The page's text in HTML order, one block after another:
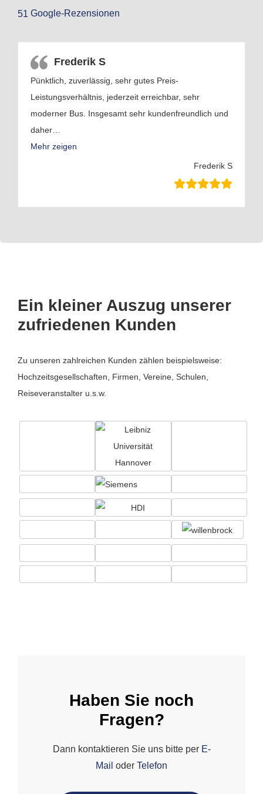
51 Google-Rezensionen
Frederik S
Pünktlich, zuverlässig, sehr gutes Preis-
Leistungsverhältnis, jederzeit erreichbar, sehr
moderner Bus. Insgesamt sehr kundenfreundlich und
daher
Mehr zeigen
Frederik S
Ein kleiner Auszug unserer
zufriedenen Kunden
Zu unseren zahlreichen Kunden zählen beispielsweise:
Hochzeitsgesellschaften, Firmen, Vereine, Schulen,
Reiseveranstalter u.s.w.
Haben Sie noch
Fragen?
Dann kontaktieren Sie uns bitte per E-
Mail oder Telefon